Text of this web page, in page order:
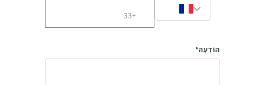
הוֹדָעָה*